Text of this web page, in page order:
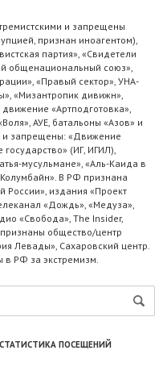
и запрещены
признан иноагентом),
партия», «Свидетели
общенациональный союз»,
«Правый сектор», УНА-
«Мизантропик дивижн»,
«Артподготовка»,
АУЕ, батальоны «Азов» и
и запрещены: «Движение
(ИГ, ИГИЛ),
мусульмане», «Аль-Каида в
В РФ признана
России», издания «Проект
«Дождь», «Медуза»,
«Свобода», The Insider,
общество/центр
Левады», Сахаровский центр.
в РФ за экстремизм.
СТАТИСТИКА ПОСЕЩЕНИЙ